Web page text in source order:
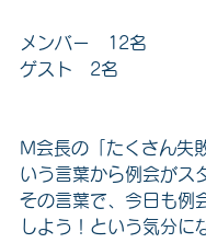
メンバー　12名
ゲスト　2名
M会長の「たくさん失
いう言葉から例会がス
その言葉で、今日も例
しよう！という気分に